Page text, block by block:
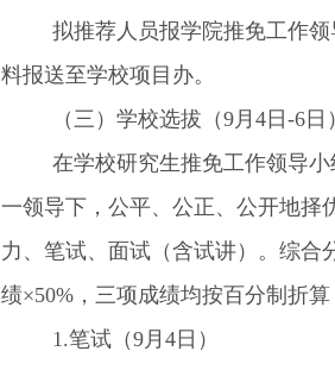
拟推荐人员报学院推免工作
料报送至学校项目办。
（三）学校选拔（9月4日-6日）
在学校研究生推免工作领导
一领导下，公平、公正、公开地择
力、笔试、面试（含试讲）。综合
绩×50%，三项成绩均按百分制折算
1.笔试（9月4日）